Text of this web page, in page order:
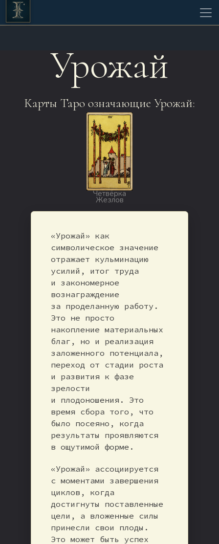
Урожай
Карты Таро означающие Урожай:
Четвёрка
Жезлов
«Урожай» как
символическое значение
отражает кульминацию
усилий, итог труда
и закономерное
вознаграждение
за проделанную работу.
Это не просто
накопление материальных
благ, но и реализация
заложенного потенциала,
переход от стадии роста
и развития к фазе
зрелости
и плодоношения. Это
время сбора того, что
было посеяно, когда
результаты проявляются
в ощутимой форме.
«Урожай» ассоциируется
с моментами завершения
циклов, когда
достигнуты поставленные
цели, а вложенные силы
принесли свои плоды.
Это может быть успех